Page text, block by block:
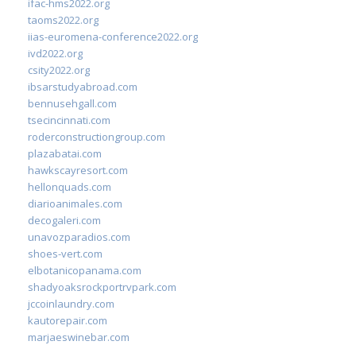
taoms2022.org
iias-euromena-conference2022.org
ivd2022.org
csity2022.org
ibsarstudyabroad.com
bennusehgall.com
tsecincinnati.com
roderconstructiongroup.com
plazabatai.com
hawkscayresort.com
hellonquads.com
diarioanimales.com
decogaleri.com
unavozparadios.com
shoes-vert.com
elbotanicopanama.com
shadyoaksrockportrvpark.com
jccoinlaundry.com
kautorepair.com
marjaeswinebar.com